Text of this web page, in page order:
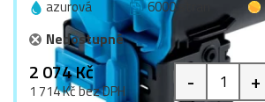
azurová 6000 stran
Nedostupné
2 074 Kč
1 714 Kč bez DPH - +